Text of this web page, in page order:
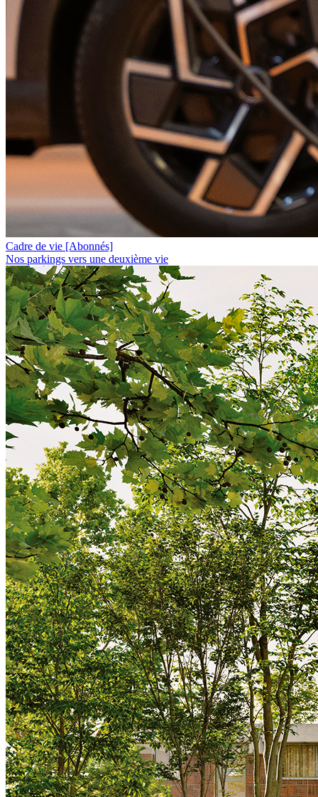
Cadre de vie [Abonnés]
Nos parkings vers une deuxième vie